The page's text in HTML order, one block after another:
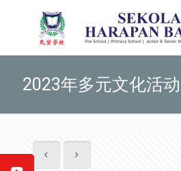
2023年多元文化活动